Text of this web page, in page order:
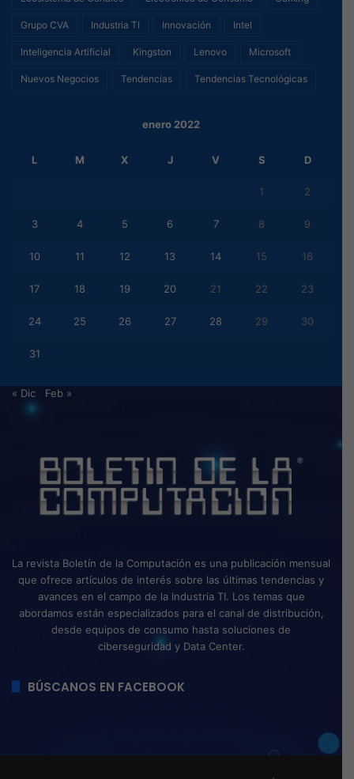
Grupo CVA Industria TI Innovación Intel
Inteligencia Artificial Kingston Lenovo Microsoft
Nuevos Negocios Tendencias Tendencias Tecnológicas
enero 2022
L M X J V S D
1 2
3 4 5 6 7 8 9
10 11 12 13 14 15 16
17 18 19 20 21 22 23
24 25 26 27 28 29 30
31
« Dic Feb »
La revista Boletín de la Computación es una publicación mensual
que ofrece artículos de interés sobre las últimas tendencias y
avances en el campo de la Industria TI. Los temas que
abordamos están especializados para el canal de distribución,
desde equipos de consumo hasta soluciones de
ciberseguridad y Data Center.
BÚSCANOS EN FACEBOOK